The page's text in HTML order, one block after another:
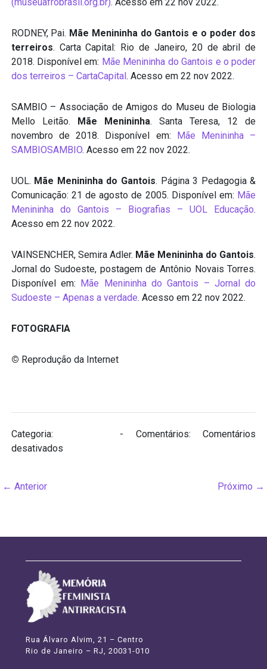
RODNEY, Pai. Mãe Menininha do Gantois e o poder dos
terreiros. Carta Capital: Rio de Janeiro, 20 de abril de
2018. Disponível em: Mãe Menininha do Gantois e o poder
dos terreiros – CartaCapital. Acesso em 22 nov 2022.
SAMBIO – Associação de Amigos do Museu de Biologia
Mello Leitão. Mãe Menininha. Santa Teresa, 12 de
novembro de 2018. Disponível em: Mãe Menininha –
SAMBIOSAMBIO. Acesso em 22 nov 2022.
UOL. Mãe Menininha do Gantois. Página 3 Pedagogia &
Comunicação: 21 de agosto de 2005. Disponível em: Mãe
Menininha do Gantois – Biografias – UOL Educação.
Acesso em 22 nov 2022.
VAINSENCHER, Semira Adler. Mãe Menininha do Gantois.
Jornal do Sudoeste, postagem de Antônio Novais Torres.
Disponível em: Mãe Menininha do Gantois – Jornal do
Sudoeste – Apenas a verdade. Acesso em 22 nov 2022.
FOTOGRAFIA
© Reprodução da Internet
Categoria: - Comentários:Comentários
desativadosem
← Anterior Próximo →
Rua Álvaro Alvim, 21 – Centro
Rio de Janeiro – RJ, 20031-010